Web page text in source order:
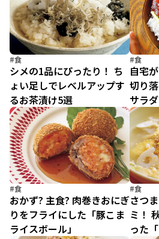
#食
シメの1品にぴったり！ ち
ょい足しでレベルアップす
るお茶漬け5選
#食
自宅
切り
サラ
#食
おかず? 主食? 肉巻きおにぎ
りをフライにした「豚こま
ライスボール」
#食
さつ
ミ！
った